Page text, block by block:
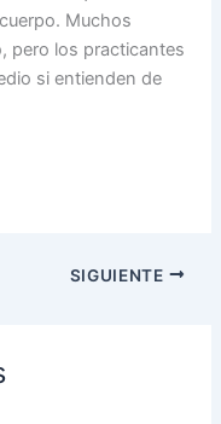
Muchos
pero los practicantes
si entienden de
SIGUIENTE